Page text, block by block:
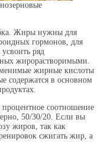
Жиры нужны для
гормонов, для
ряд
жирорастворимыми.
жирные кислоты
содержатся в основном
соотношение
50/30/20. Если вы
жиров, так как
сжигать жир, а